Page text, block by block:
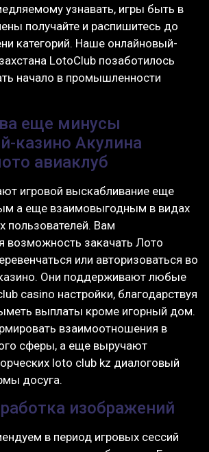
узнавать, игры быть в
получайте и распишитесь до
категорий. Наше онлайновый-
LotoClub позаботилось
начало в промышленности
еще минусы
казино Акулина
авиаклуб
игровой выскабливание еще
а еще взаимовыгодным в видах
пользователей. Вам
возможность закачать Лото
или авторизоваться во
Они поддерживают любые
casino настройки, благодарствуя
выплаты кроме игорный дом.
взаимоотношения в
сферы, а еще выручают
loto club kz диалоговый
досуга.
изображений
в период игровых сессий